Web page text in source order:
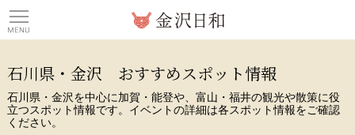
石川県・金沢 おすすめスポット情報
石川県・金沢を中心に加賀・能登や、富山・福井の観光や散策に役
立つスポット情報です。イベントの詳細は各スポット情報をご確認
ください。